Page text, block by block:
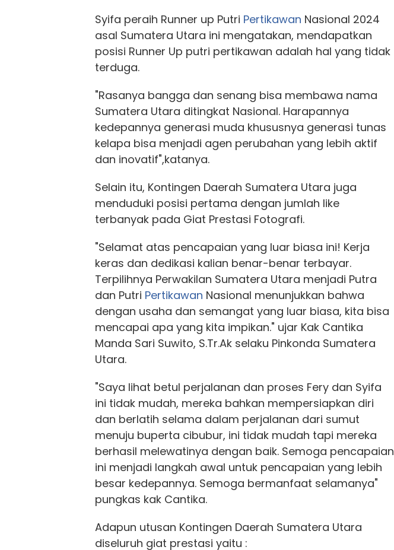
Syifa peraih Runner up Putri Pertikawan Nasional 2024
asal Sumatera Utara ini mengatakan, mendapatkan
posisi Runner Up putri pertikawan adalah hal yang tidak
terduga.
"Rasanya bangga dan senang bisa membawa nama
Sumatera Utara ditingkat Nasional. Harapannya
kedepannya generasi muda khususnya generasi tunas
kelapa bisa menjadi agen perubahan yang lebih aktif
dan inovatif",katanya.
Selain itu, Kontingen Daerah Sumatera Utara juga
menduduki posisi pertama dengan jumlah like
terbanyak pada Giat Prestasi Fotografi.
"Selamat atas pencapaian yang luar biasa ini! Kerja
keras dan dedikasi kalian benar-benar terbayar.
Terpilihnya Perwakilan Sumatera Utara menjadi Putra
dan Putri Pertikawan Nasional menunjukkan bahwa
dengan usaha dan semangat yang luar biasa, kita bisa
mencapai apa yang kita impikan." ujar Kak Cantika
Manda Sari Suwito, S.Tr.Ak selaku Pinkonda Sumatera
Utara.
"Saya lihat betul perjalanan dan proses Fery dan Syifa
ini tidak mudah, mereka bahkan mempersiapkan diri
dan berlatih selama dalam perjalanan dari sumut
menuju buperta cibubur, ini tidak mudah tapi mereka
berhasil melewatinya dengan baik. Semoga pencapaian
ini menjadi langkah awal untuk pencapaian yang lebih
besar kedepannya. Semoga bermanfaat selamanya"
pungkas kak Cantika.
Adapun utusan Kontingen Daerah Sumatera Utara
diseluruh giat prestasi yaitu :